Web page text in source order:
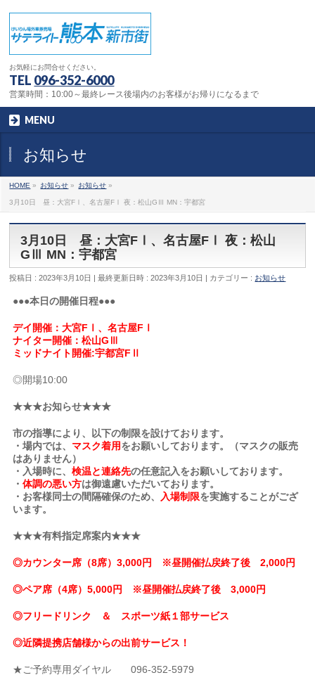
お気軽にお問合せください。
TEL 096-352-6000
営業時間：10:00～最終レース後場内のお客様がお帰りになるまで
MENU
お知らせ
HOME » お知らせ » お知らせ »
3月10日 昼：大宮FⅠ、名古屋FⅠ 夜：松山GⅢ MN：宇都宮
3月10日 昼：大宮FⅠ、名古屋FⅠ 夜：松山
GⅢ MN：宇都宮
投稿日 : 2023年3月10日 最終更新日時 : 2023年3月10日 カテゴリー : お知らせ
●●●本日の開催日程●●●
デイ開催：大宮FⅠ、名古屋FⅠ
ナイター開催：松山GⅢ
ミッドナイト開催:宇都宮FⅡ
◎開場10:00
★★★お知らせ★★★
市の指導により、以下の制限を設けております。
・場内では、 マスク着用をお願いしております。（マスクの販売
はありません）
・入場時に、検温と連絡先の任意記入をお願いしております。
・体調の悪い方は御遠慮いただいております。
・お客様同士の間隔確保のため、
入場制限を実施することがござ
います。
★★★有料指定席案内★★★
◎カウンター席（8席）3,000円 ※昼開催払戻終了後 2,000円
◎ペア席（4席）5,000円 ※昼開催払戻終了後 3,000円
◎フリードリンク ＆ スポーツ紙１部サービス
◎近隣提携店舗様からの出前サービス！
★ご予約専用ダイヤル 096-352-5979